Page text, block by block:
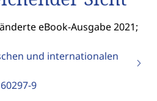
eBook-Ausgabe 2021;
und internationalen
9